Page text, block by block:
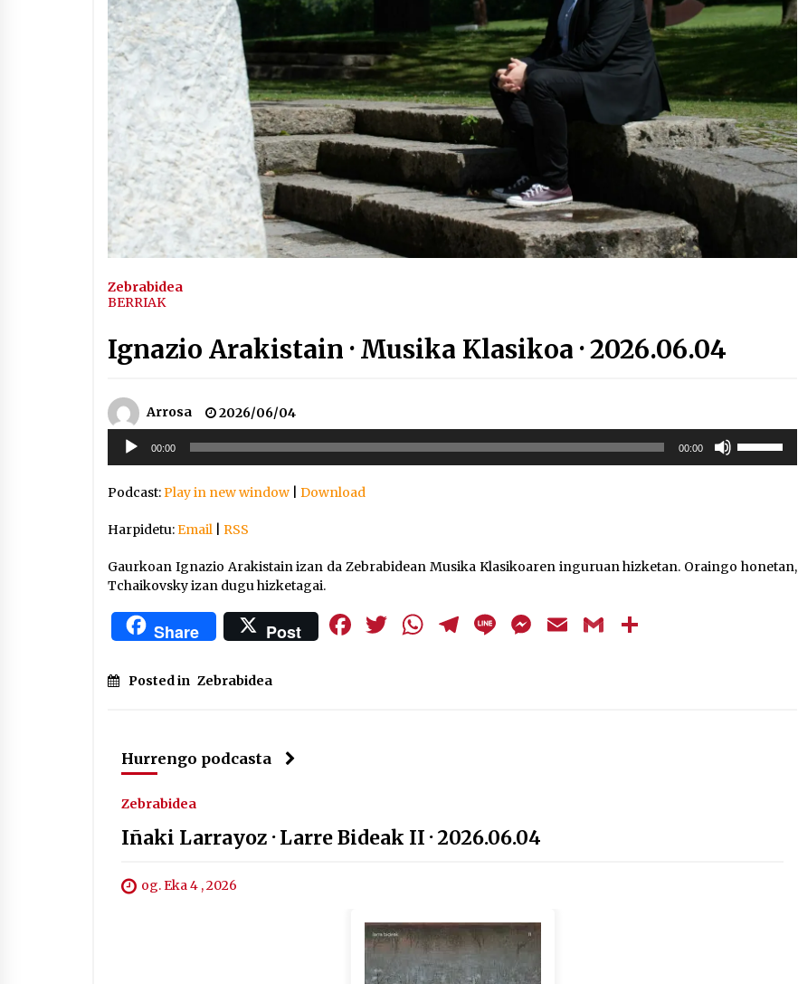
Arrosaren IX. Topaketak –
Mila esker guztioi!
2021/11/11
Arrosa sareko IX. topaketak!
2021/10/13
Segura irratian Arrosaren 20
urteez
2021/07/22
Arrosari buruzko erreportaia
2021/07/16
Hala Bedi irratiko Hizpidea
Zebrabidearen denboraldi
Zebrabidea
BERRIAK
Ignazio Arakistain · Musika Klasikoa · 2026.06.04
Arrosa
2026/06/04
Soinu
erreproduzigailua
00:00 00:00
jaisteko.
Podcast:Play in new window Download
Harpidetu:Email RSS
Gaurkoan Ignazio Arakistain izan da Zebrabidean Musika Klasikoaren inguruan hizketan. Oraingo honetan,
Tchaikovsky izan dugu hizketagai.
Share Post Facebook
Twitter
WhatsApp
Telegram
LineMessenger
EmailGmail
Posted in Zebrabidea
Hurrengo podcasta
Zebrabidea
Iñaki Larrayoz · Larre Bideak II · 2026.06.04
og. Eka 4 , 2026